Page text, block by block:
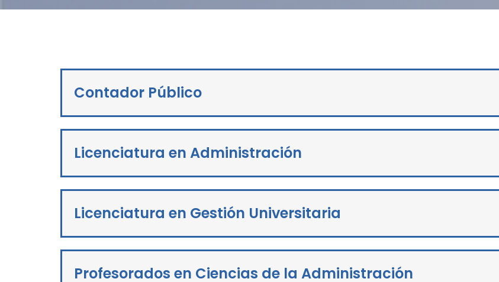
Contador Público
Licenciatura en Administración
Licenciatura en Gestión Universitaria
Profesorados en Ciencias de la Administración